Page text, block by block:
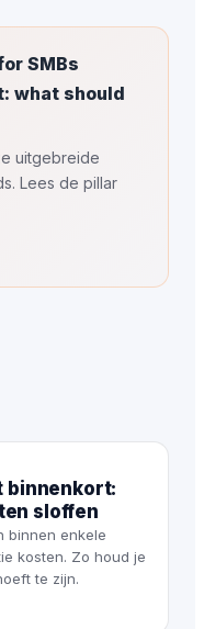
SMBs
what should
uitgebreide
Lees de pillar
binnenkort:
sloffen
binnen enkele
kosten. Zo houd je
te zijn.